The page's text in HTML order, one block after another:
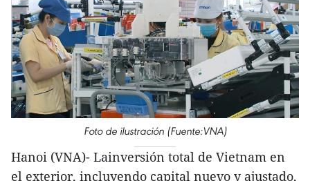
Foto de ilustración (Fuente:VNA)
Hanoi (VNA)- Lainversión total de Vietnam en
el exterior, incluyendo capital nuevo y ajustado,